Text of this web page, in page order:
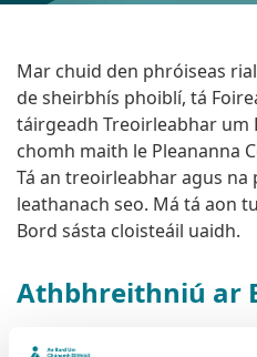
Mar chuid den phróiseas
de sheirbhís phoiblí, tá
táirgeadh Treoirleabhar um
chomh maith le Pleananna
Tá an treoirleabhar agus na
leathanach seo. Má tá aon
Bord sásta cloisteáil uaidh.
Athbhreithniú ar
Éilíonn Conradh na